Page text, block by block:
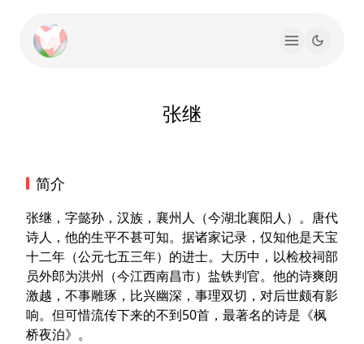
张继
简介
张继，字懿孙，汉族，襄州人（今湖北襄阳人）。唐代
诗人，他的生平不甚可知。据诸家记录，仅知他是天宝
十二年（公元七五三年）的进士。大历中，以检校祠部
员外郎为洪州（今江西南昌市）盐铁判官。他的诗爽朗
激越，不事雕琢，比兴幽深，事理双切，对后世颇有影
响。但可惜流传下来的不到50首，最著名的诗是《枫
桥夜泊》。